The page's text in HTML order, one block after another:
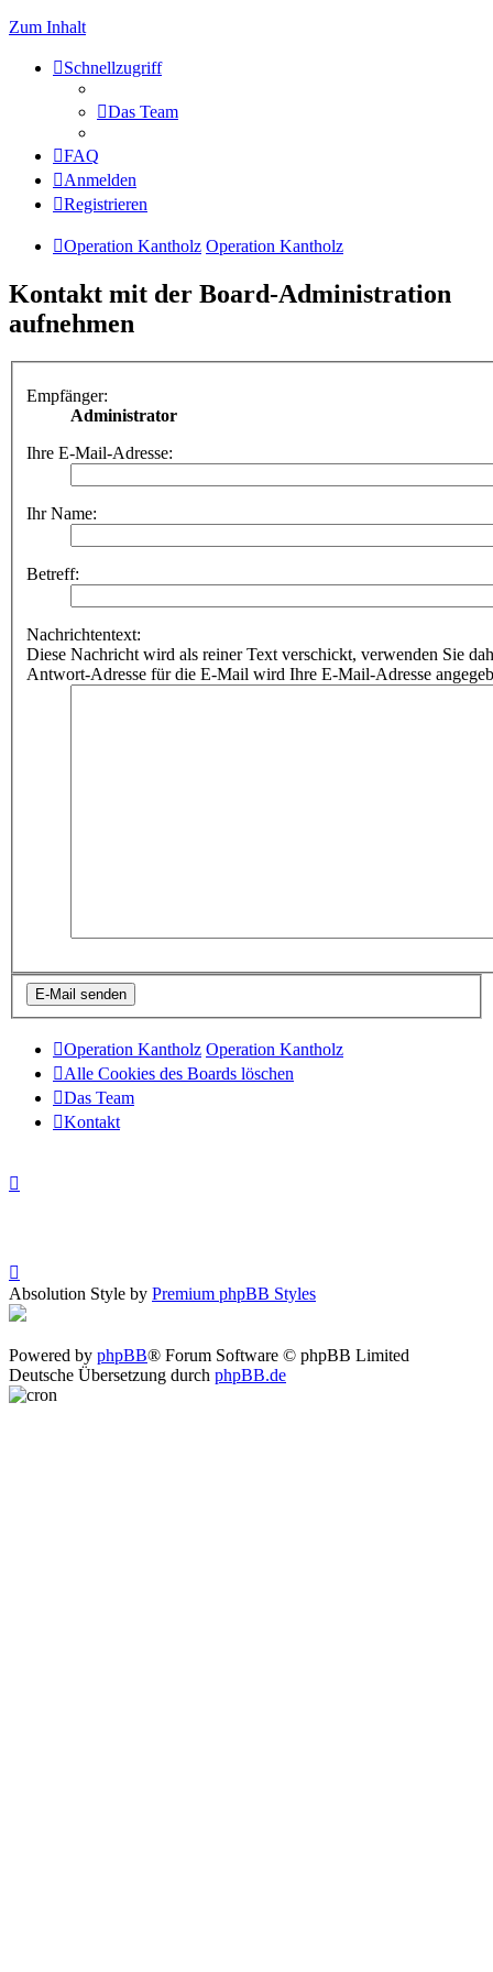
Zum Inhalt
Schnellzugriff
Das Team
FAQ
Anmelden
Registrieren
Operation Kantholz Operation Kantholz
Kontakt mit der Board-Administration
aufnehmen
Empfänger:
Administrator
Ihre E-Mail-Adresse:
Ihr Name:
Betreff:
Nachrichtentext:
Diese Nachricht wird als reiner Text verschickt, verwenden Sie
Antwort-Adresse für die E-Mail wird Ihre E-Mail-Adresse
Operation Kantholz Operation Kantholz
Alle Cookies des Boards löschen
Das Team
Kontakt
Absolution Style by Premium phpBB Styles
Powered by phpBB® Forum Software © phpBB Limited
Deutsche Übersetzung durch phpBB.de